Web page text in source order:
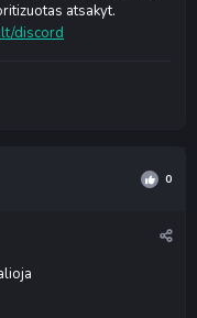
atsakyt.
discord
0